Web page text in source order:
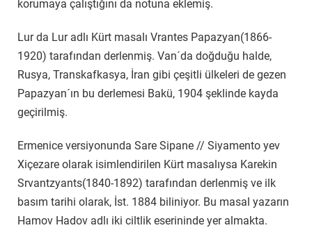
korumaya çalıştığını da notuna eklemiş.
Lur da Lur adlı Kürt masalı Vrantes Papazyan(1866-
1920) tarafından derlenmiş. Van´da doğduğu halde,
Rusya, Transkafkasya, İran gibi çeşitli ülkeleri de gezen
Papazyan´ın bu derlemesi Bakü, 1904 şeklinde kayda
geçirilmiş.
Ermenice versiyonunda Sare Sipane // Siyamento yev
Xiçezare olarak isimlendirilen Kürt masalıysa Karekin
Srvantzyants(1840-1892) tarafından derlenmiş ve ilk
basım tarihi olarak, İst. 1884 biliniyor. Bu masal yazarın
Hamov Hadov adlı iki ciltlik eserininde yer almakta.